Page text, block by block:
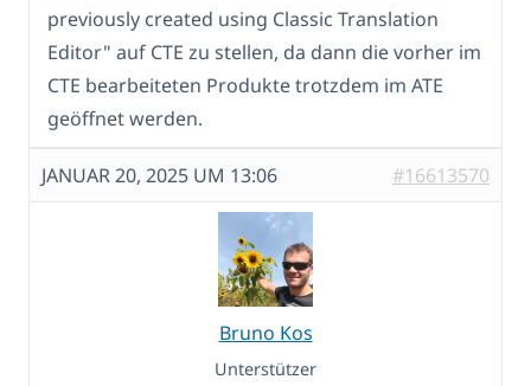
previously created using Classic Translation
Editor" auf CTE zu stellen, da dann die vorher im
CTE bearbeiteten Produkte trotzdem im ATE
geöffnet werden.
JANUAR 20, 2025 UM 13:06 #16613570
Bruno Kos
Unterstützer